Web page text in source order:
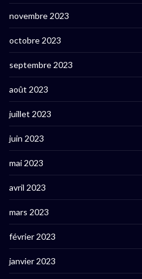
novembre 2023
octobre 2023
septembre 2023
août 2023
juillet 2023
juin 2023
mai 2023
avril 2023
mars 2023
février 2023
janvier 2023